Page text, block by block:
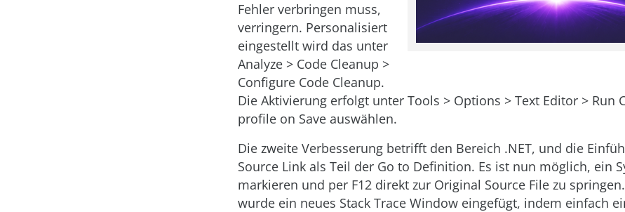
Fehler verbringen muss,
verringern. Personalisiert
eingestellt wird das unter
Analyze > Code Cleanup >
Configure Code Cleanup.
Die Aktivierung erfolgt unter Tools > Options > Text Editor > Run
profile on Save auswählen.
Die zweite Verbesserung betrifft den Bereich .NET, und die
Source Link als Teil der Go to Definition. Es ist nun möglich, ein
markieren und per F12 direkt zur Original Source File zu
wurde ein neues Stack Trace Window eingefügt, indem einfach